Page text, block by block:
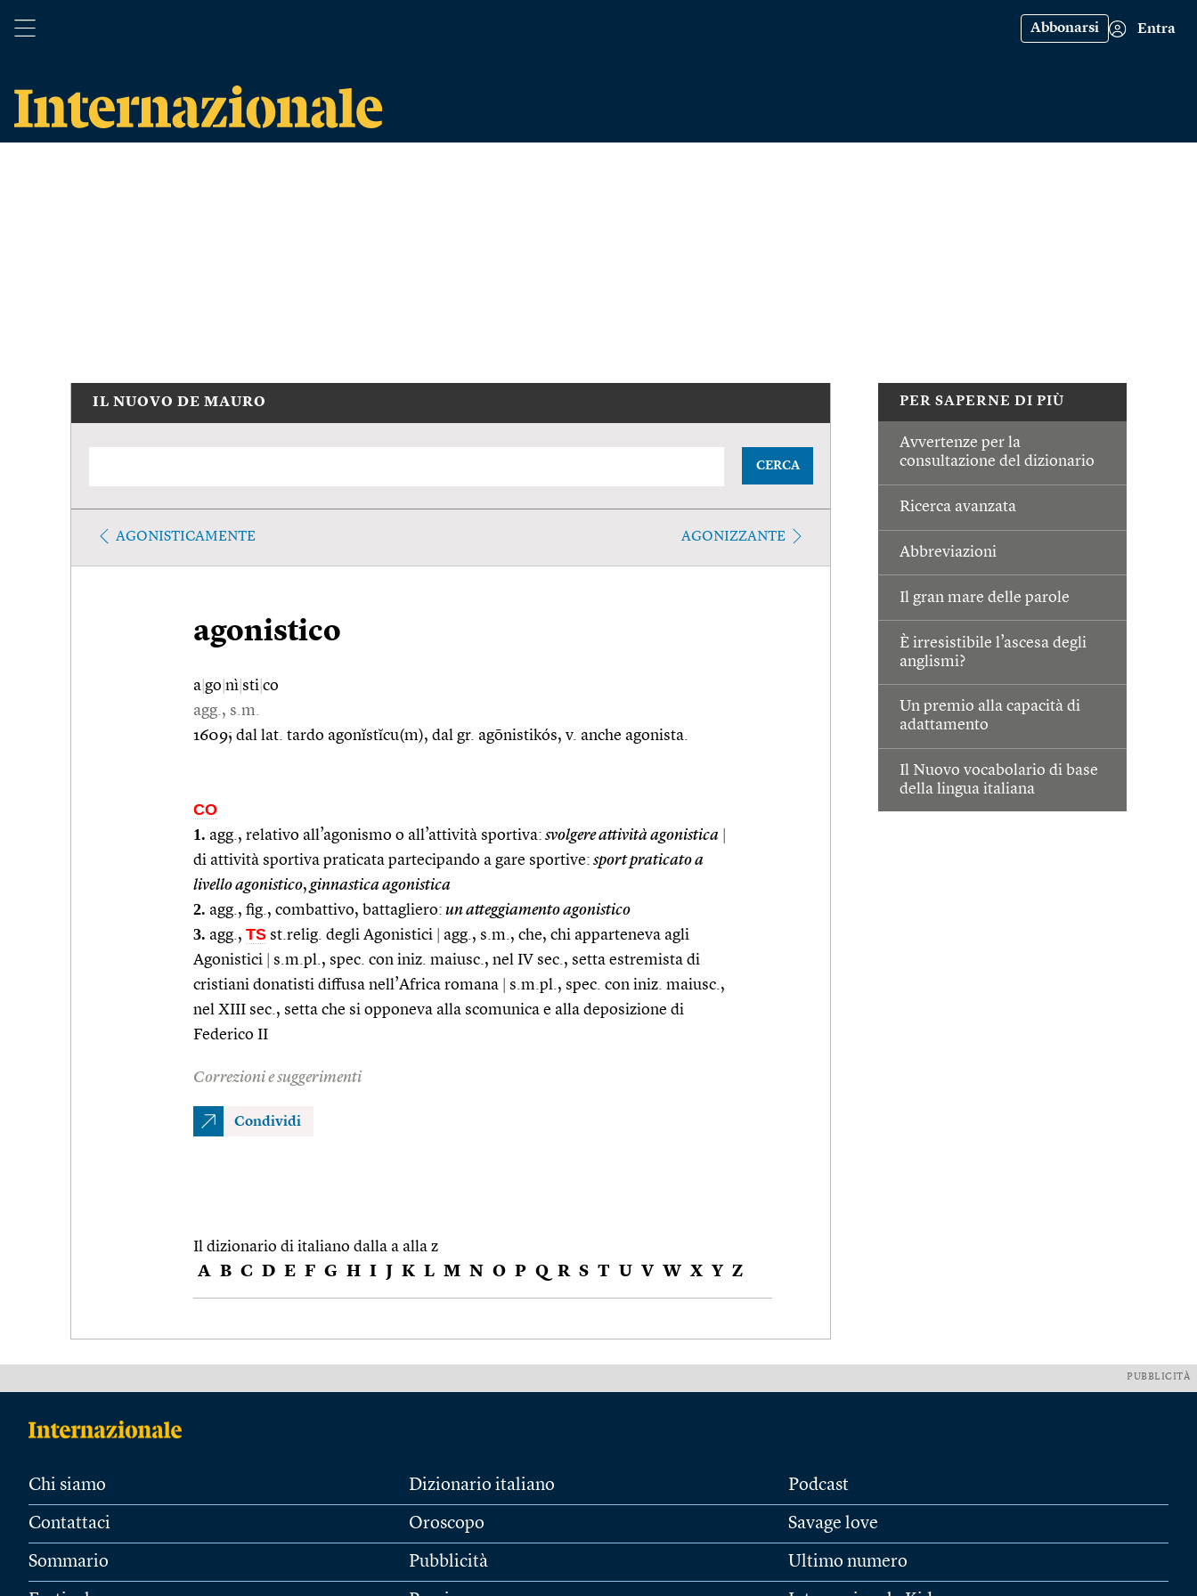
Abbonarsi Entra
PER SAPERNE DI PIÙ
Avvertenze per la
consultazione del dizionario
Ricerca avanzata
Abbreviazioni
Il gran mare delle parole
È irresistibile l’ascesa degli
anglismi?
Un premio alla capacità di
adattamento
Il Nuovo vocabolario di base
della lingua italiana
IL NUOVO DE MAURO
CERCA
AGONISTICAMENTE AGONIZZANTE
agonistico
a go nì sti co
agg., s.m.
1609; dal lat. tardo agonĭstĭcu(m), dal gr. agōnistikós, v. anche agonista.
CO
1. agg., relativo all’agonismo o all’attività sportiva: svolgere attività agonistica
di attività sportiva praticata partecipando a gare sportive: sport praticato a
livello agonistico, ginnastica agonistica
2. agg., fig., combattivo, battagliero: un atteggiamento agonistico
3. agg., TS st.relig. degli Agonistici
agg., s.m., che, chi apparteneva agli
Agonistici
s.m.pl., spec. con iniz. maiusc., nel IV sec., setta estremista di
cristiani donatisti diffusa nell’Africa romana
s.m.pl., spec. con iniz. maiusc.,
nel XIII sec., setta che si opponeva alla scomunica e alla deposizione di
Federico II
Correzioni e suggerimenti
Condividi
Il dizionario di italiano dalla a alla z
A B C D E F G H I J K L M N O P Q R S T U V W X Y Z
PUBBLICITÀ
Chi siamo
Contattaci
Sommario
Dizionario italiano
Oroscopo
Pubblicità
Podcast
Savage love
Ultimo numero